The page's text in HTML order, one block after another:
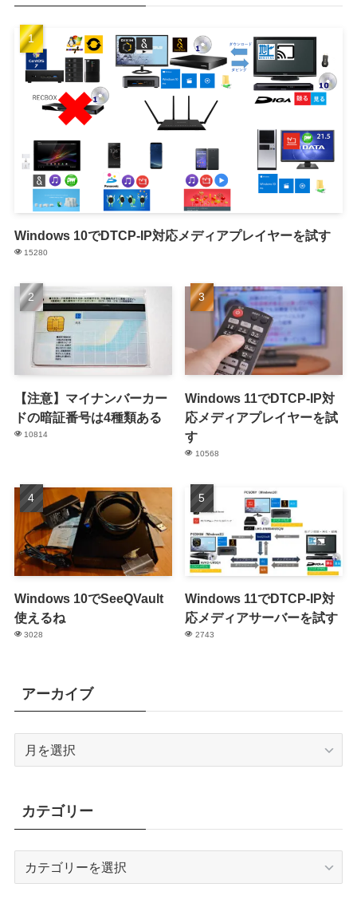
Windows 10でDTCP-IP対応メディアプレイヤーを試す
15280
【注意】マイナンバーカー
ドの暗証番号は4種類ある
10814
Windows 11でDTCP-IP対
応メディアプレイヤーを試
す
10568
Windows 10でSeeQVault
使えるね
3028
Windows 11でDTCP-IP対
応メディアサーバーを試す
2743
アーカイブ
ブ
カテゴリー